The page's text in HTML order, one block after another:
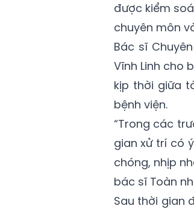
được kiểm
chuyên môn
Bác sĩ
Vĩnh Linh cho
kịp thời giữa
bệnh viện.
“Trong các
gian xử trí có
chóng, nhịp
bác sĩ Toàn
Sau thời gian